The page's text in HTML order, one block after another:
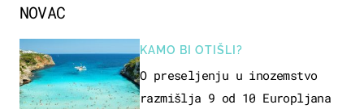
NOVAC
KAMO BI OTIŠLI?
O preseljenju u inozemstvo
razmišlja 9 od 10 Europljana